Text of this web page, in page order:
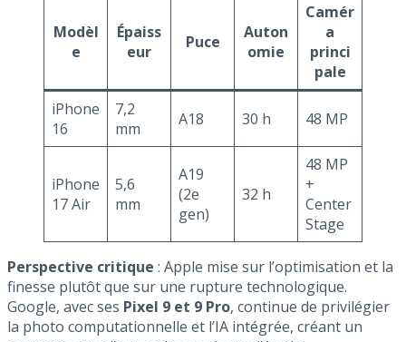
Modèl
e
Épaiss
eur
Puce
Auton
omie
Camér
a
princi
pale
iPhone
16
7,2
mm
A18 30 h 48 MP
iPhone
17 Air
5,6
mm
A19
(2e
gen)
32 h
48 MP
+
Center
Stage
Perspective critique : Apple mise sur l’optimisation et la
finesse plutôt que sur une rupture technologique.
Google, avec ses Pixel 9 et 9 Pro, continue de privilégier
la photo computationnelle et l’IA intégrée, créant un